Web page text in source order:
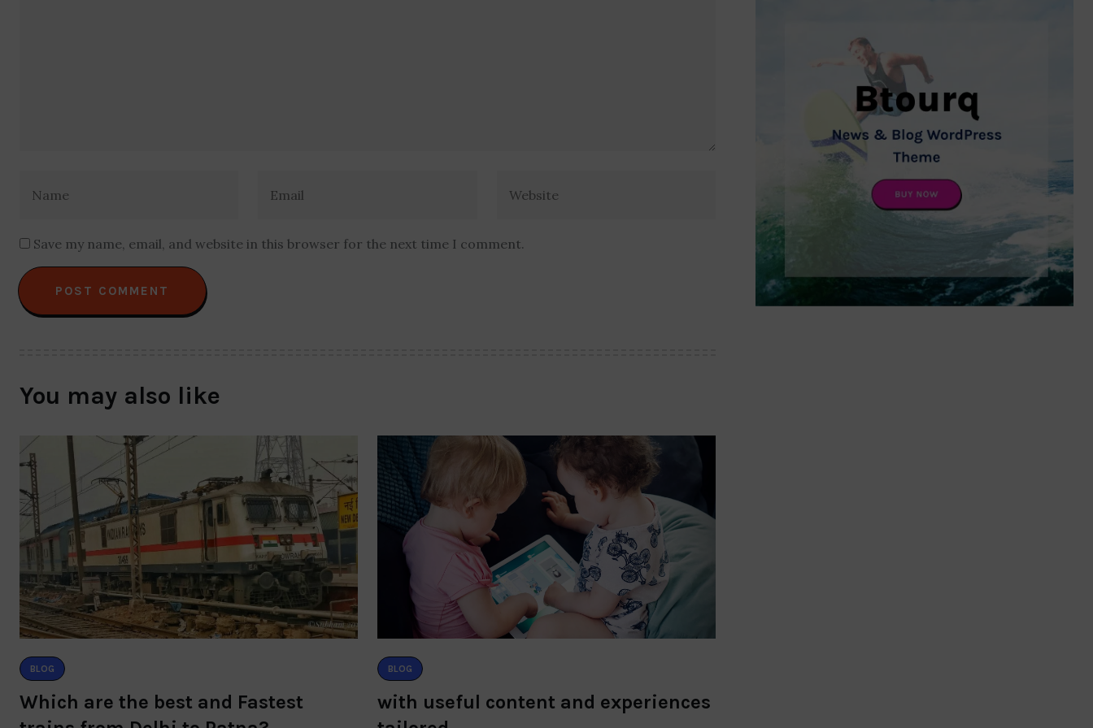
Save my name, email, and website in this browser for the next time I comment.
You may also like
BLOG
Which are the best and Fastest
BLOG
with useful content and experiences